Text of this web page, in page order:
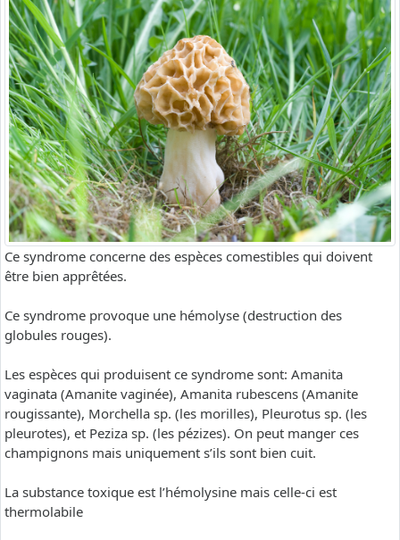
Ce syndrome concerne des espèces comestibles qui doivent
être bien apprêtées.
Ce syndrome provoque une hémolyse (destruction des
globules rouges).
Les espèces qui produisent ce syndrome sont: Amanita
vaginata (Amanite vaginée), Amanita rubescens (Amanite
rougissante), Morchella sp. (les morilles), Pleurotus sp. (les
pleurotes), et Peziza sp. (les pézizes). On peut manger ces
champignons mais uniquement s’ils sont bien cuit.
La substance toxique est l’hémolysine mais celle-ci est
thermolabile